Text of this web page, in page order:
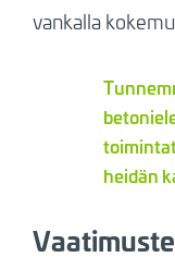
vankalla
heidän